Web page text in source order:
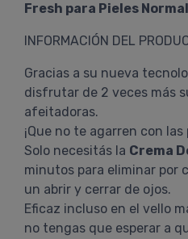
Fresh para Pieles
INFORMACIÓN DEL
Gracias a su nueva
disfrutar de 2 veces más
afeitadoras.
¡Que no te agarren con
Solo necesitás la Crema
minutos para eliminar por
un abrir y cerrar de ojos.
Eficaz incluso en el vello
no tengas que esperar a